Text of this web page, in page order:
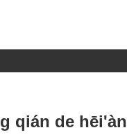
qián de hēi'àn